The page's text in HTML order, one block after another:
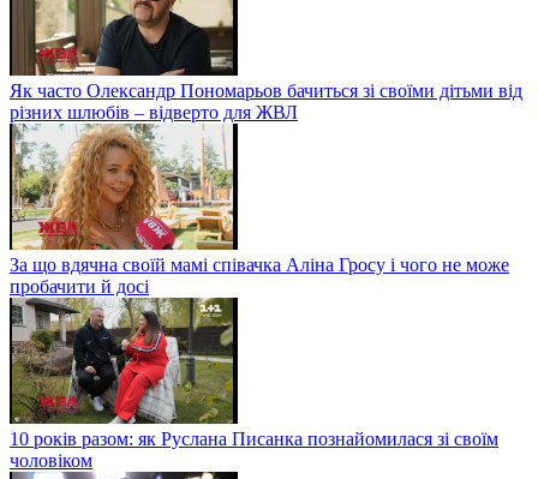
Як часто Олександр Пономарьов бачиться зі своїми дітьми від
різних шлюбів – відверто для ЖВЛ
За що вдячна своїй мамі співачка Аліна Гросу і чого не може
пробачити й досі
10 років разом: як Руслана Писанка познайомилася зі своїм
чоловіком